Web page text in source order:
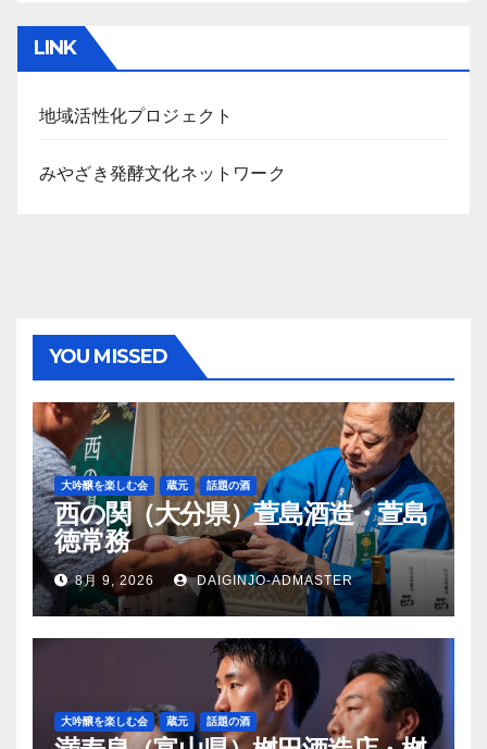
LINK
地域活性化プロジェクト
みやざき発酵文化ネットワーク
YOU MISSED
大吟醸を楽しむ会 蔵元 話題の酒
西の関（大分県）萱島酒造・萱島
徳常務
8月 9, 2026 DAIGINJO-ADMASTER
大吟醸を楽しむ会 蔵元 話題の酒